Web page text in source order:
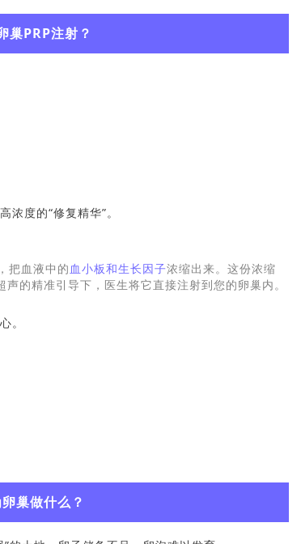
巢PRP注射？
浓度的“修复精华”。
把血液中的 血小板和生长因子浓缩出来。这份浓缩
的精准引导下，医生将它直接注射到您的卵巢内。
。
巢做什么？